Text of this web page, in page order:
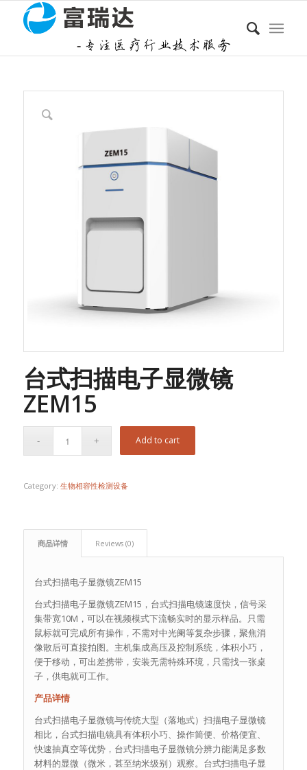
台式扫描电子显微镜
ZEM15
Add to cart
Category: 生物相容性检测设备
商品详情 Reviews (0)
台式扫描电子显微镜ZEM15
台式扫描电子显微镜ZEM15，台式扫描电镜速度快，信号采
集带宽10M，可以在视频模式下流畅实时的显示样品。只需
鼠标就可完成所有操作，不需对中光阑等复杂步骤，聚焦消
像散后可直接拍图。主机集成高压及控制系统，体积小巧，
便于移动，可出差携带，安装无需特殊环境，只需找一张桌
子，供电就可工作。
产品详情
台式扫描电子显微镜与传统大型（落地式）扫描电子显微镜
相比，台式扫描电镜具有体积小巧、操作简便、价格便宜、
快速抽真空等优势，台式扫描电子显微镜分辨力能满足多数
材料的显微（微米，甚至纳米级别）观察。台式扫描电子显